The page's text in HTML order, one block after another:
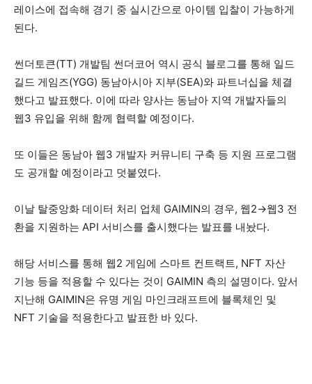
레이스에 접속해 경기 중 실시간으로 아이템 입찰이 가능하게
된다.
썬더토큰(TT) 개발팀 썬더코어 역시 공식 블로그를 통해 일드
길드 게임즈(YGG) 동남아시아 지부(SEA)와 파트너십을 체결
했다고 발표했다. 이에 따라 양사는 동남아 지역 개발자들의
웹3 유입을 위해 함께 협력할 예정이다.
또 이들은 동남아 웹3 개발자 커뮤니티 구축 등 지원 프로그램
도 공개할 예정이라고 덧붙였다.
이날 탈중앙화 데이터 처리 업체 GAIMIN의 경우, 웹2→웹3 전
환을 지원하는 API 서비스를 출시했다는 발표를 내놨다.
해당 서비스를 통해 웹2 게임에 스마트 컨트랙트, NFT 자산
기능 등을 적용할 수 있다는 것이 GAIMIN 측의 설명이다. 앞서
지난해 GAIMIN은 유명 게임 마인크래프트에 블록체인 및
NFT 기술을 적용한다고 발표한 바 있다.